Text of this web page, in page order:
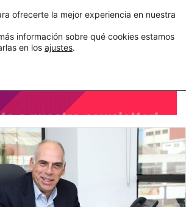
C&A México completa la implementación de su WMS en la nube
ofrecerte la mejor experiencia en nuestra
información sobre qué cookies estamos
en los ajustes.